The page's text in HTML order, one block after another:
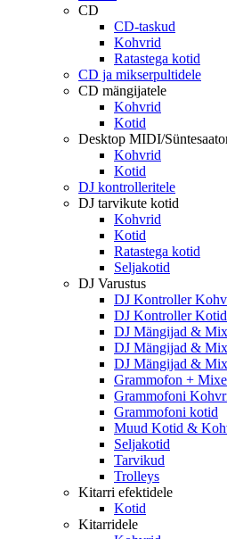
CD
CD-taskud
Kohvrid
Ratastega kotid
CD ja mikserpultidele
CD mängijatele
Kohvrid
Kotid
Desktop MIDI/
Kohvrid
Kotid
DJ kontrolleritele
DJ tarvikute kotid
Kohvrid
Kotid
Ratastega kotid
Seljakotid
DJ Varustus
DJ Kontroller
DJ Kontroller Kotid
DJ Mängijad &
DJ Mängijad &
DJ Mängijad &
Grammofon +
Grammofoni
Grammofoni kotid
Muud Kotid &
Seljakotid
Tarvikud
Trolleys
Kitarri efektidele
Kotid
Kitarridele